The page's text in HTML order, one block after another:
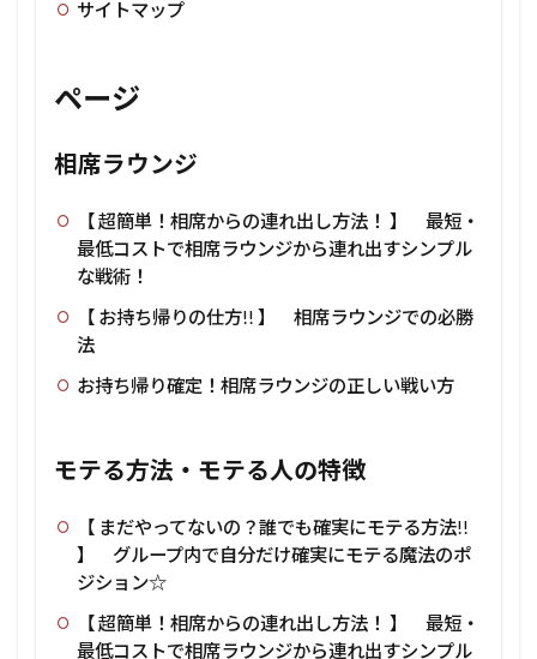
サイトマップ
ページ
相席ラウンジ
【 超簡単！相席からの連れ出し方法！ 】 最短・
最低コストで相席ラウンジから連れ出すシンプル
な戦術！
【 お持ち帰りの仕方!! 】 相席ラウンジでの必勝
法
お持ち帰り確定！相席ラウンジの正しい戦い方
モテる方法・モテる人の特徴
【 まだやってないの？誰でも確実にモテる方法!!
】 グループ内で自分だけ確実にモテる魔法のポ
ジション☆
【 超簡単！相席からの連れ出し方法！ 】 最短・
最低コストで相席ラウンジから連れ出すシンプル